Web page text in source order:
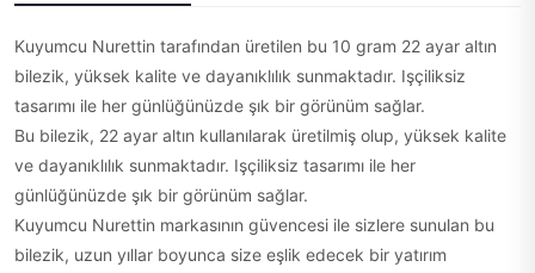
Kuyumcu Nurettin tarafından üretilen bu 10 gram 22 ayar altın
bilezik, yüksek kalite ve dayanıklılık sunmaktadır. Işçiliksiz
tasarımı ile her günlüğünüzde şık bir görünüm sağlar.
Bu bilezik, 22 ayar altın kullanılarak üretilmiş olup, yüksek kalite
ve dayanıklılık sunmaktadır. Işçiliksiz tasarımı ile her
günlüğünüzde şık bir görünüm sağlar.
Kuyumcu Nurettin markasının güvencesi ile sizlere sunulan bu
bilezik, uzun yıllar boyunca size eşlik edecek bir yatırım